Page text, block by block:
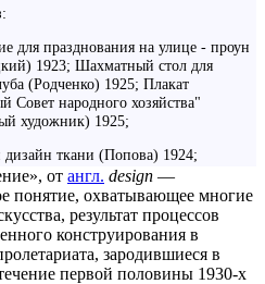
для празднования на улице - проун
1923; Шахматный стол для
(Родченко) 1925; Плакат
Совет народного хозяйства"
художник) 1925;
ткани (Попова) 1924;
от англ. design —
понятие, охватывающее многие
результат процессов
конструирования в
зародившиеся в
первой половины 1930-х